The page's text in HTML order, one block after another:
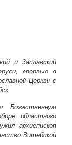
и Заславский
впервые в
Церкви с
Божественную
областного
архиепископ
Витебской